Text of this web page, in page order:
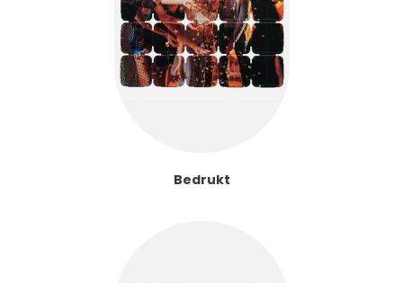
Bedrukt